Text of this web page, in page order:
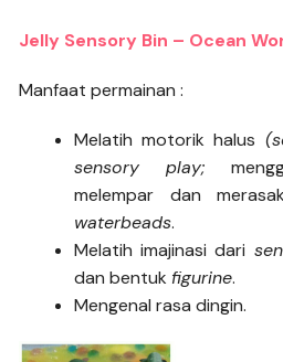
Jelly Sensory Bin – Ocean
Manfaat permainan :
Melatih motorik halus
sensory play;
melempar dan
waterbeads.
Melatih imajinasi dari
dan bentuk figurine.
Mengenal rasa dingin.